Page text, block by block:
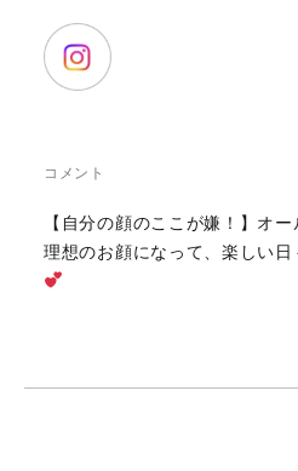
コメント
【自分の顔のここが嫌！】オ
理想のお顔になって、楽しい日